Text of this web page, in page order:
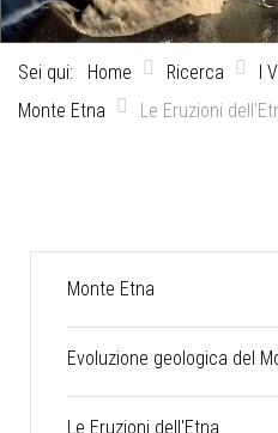
Sei qui: Home Ricerca
I
Monte Etna
Le Eruzioni
Monte Etna
Evoluzione geologica del
Le Eruzioni dell'Etna